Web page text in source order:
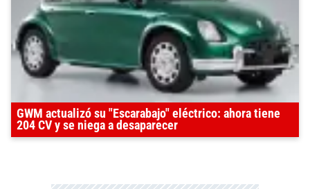
GWM actualizó su "Escarabajo" eléctrico: ahora tiene
204 CV y se niega a desaparecer